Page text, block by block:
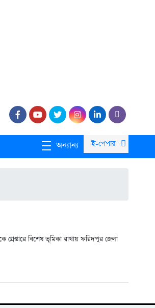
অন্যান্য ই-পেপার
বিশেষ ভূমিকা রাখায় ফরিদপুর জেলা